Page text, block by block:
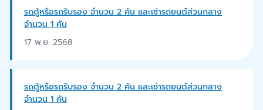
รถตู้หรือรถรับรอง จำนวน 2 คัน และเช่ารถยนต์ส่วนกลาง
จำนวน 1 คัน
17 พ.ย. 2568
รถตู้หรือรถรับรอง จำนวน 2 คัน และเช่ารถยนต์ส่วนกลาง
จำนวน 1 คัน